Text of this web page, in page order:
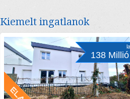
Kiemelt ingatlanok
138